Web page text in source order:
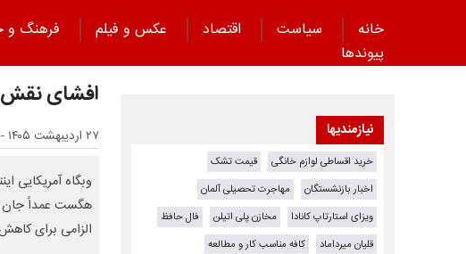
خانه سیاست اقتصاد عکس و فیلم فرهنگ و
پیوند‌ها
افشای نقش
۲۷ اردیبهشت ۱۴۰۵ - ۲۱:۳۲
وبگاه آمریکایی
هگست عمداً جان
الزامی برای
نیازمندیها
خرید اقساطی لوازم خانگی
قیمت تشک
اخبار بازنشستگان
مهاجرت تحصیلی آلمان
ویزای استارتاپ کانادا
مخازن پلی اتیلن
فال حافظ
قلیان میرداماد
کافه مناسب کار و مطالعه